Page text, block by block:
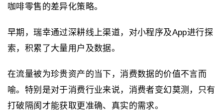
咖啡零售的差异化策略。
早期，瑞幸通过深耕线上渠道，对小程序及App进行探
索，积累了大量用户及数据。
在流量被为珍贵资产的当下，消费数据的价值不言而
喻。特别是对于消费行业来说，消费者变幻莫测，只有
打破隔阂才能获取更准确、真实的需求。